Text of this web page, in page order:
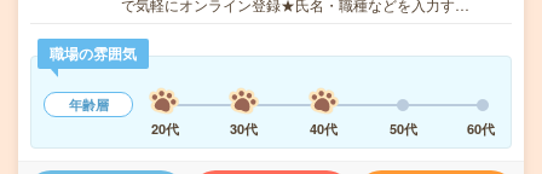
で気軽にオンライン登録★氏名・職種などを入力す…
職場の雰囲気
年齢層
20代
30代 40代 50代 60代